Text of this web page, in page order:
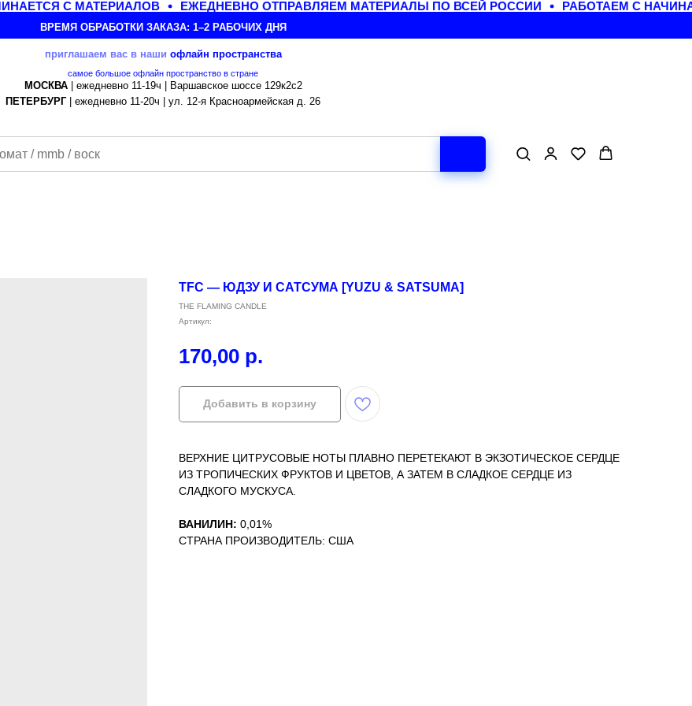
С МАТЕРИАЛОВ ЕЖЕДНЕВНО ОТПРАВЛЯЕМ МАТЕРИАЛЫ ПО ВСЕЙ РОССИИ РАБОТАЕМ С
ВРЕМЯ ОБРАБОТКИ ЗАКАЗА: 1–2 РАБОЧИХ ДНЯ
приглашаем вас в наши офлайн пространства
самое большое офлайн пространство в стране
МОСКВА| ежедневно 11-19ч | Варшавское шоссе 129к2с2
ПЕТЕРБУРГ| ежедневно 11-20ч | ул. 12-я Красноармейская д. 26
TFC — ЮДЗУ И САТСУМА [YUZU & SATSUMA]
THE FLAMING CANDLE
Артикул:
170,00 р.
Добавить в корзину
ВЕРХНИЕ ЦИТРУСОВЫЕ НОТЫ ПЛАВНО ПЕРЕТЕКАЮТ В ЭКЗОТИЧЕСКОЕ СЕРДЦЕ
ИЗ ТРОПИЧЕСКИХ ФРУКТОВ И ЦВЕТОВ, А ЗАТЕМ В СЛАДКОЕ СЕРДЦЕ ИЗ
СЛАДКОГО МУСКУСА.
ВАНИЛИН: 0,01%
СТРАНА ПРОИЗВОДИТЕЛЬ: США